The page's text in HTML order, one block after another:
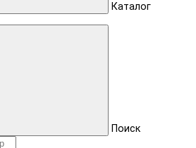
Каталог
Поиск